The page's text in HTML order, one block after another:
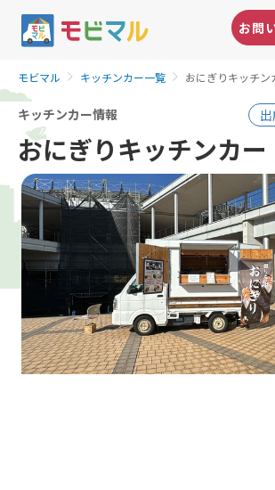
お問
モビマル キッチンカー一覧 おにぎりキッチ
キッチンカー情報
おにぎりキッチンカ